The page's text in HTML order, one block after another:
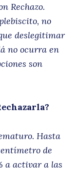
Rechazo.
no
deslegitimar
no ocurra en
son
Hasta
de
a activar a las